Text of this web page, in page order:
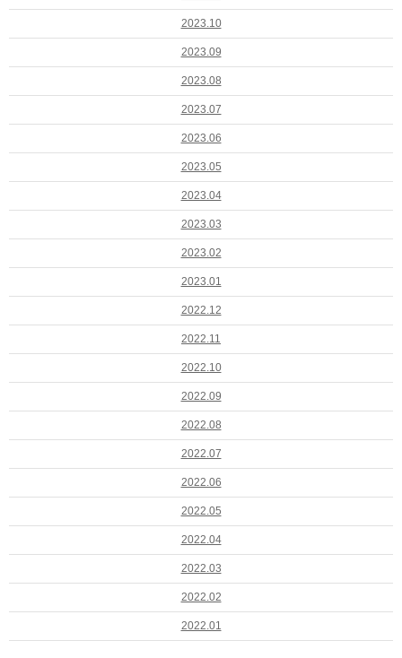
2023.10
2023.09
2023.08
2023.07
2023.06
2023.05
2023.04
2023.03
2023.02
2023.01
2022.12
2022.11
2022.10
2022.09
2022.08
2022.07
2022.06
2022.05
2022.04
2022.03
2022.02
2022.01